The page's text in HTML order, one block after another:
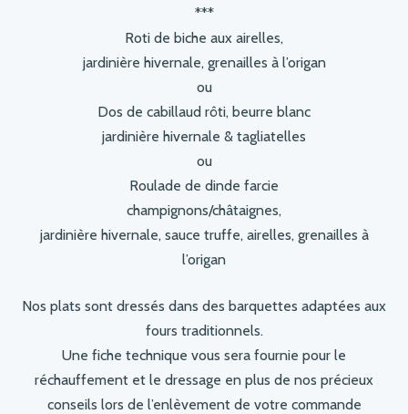
***
Roti de biche aux airelles,
jardinière hivernale, grenailles à l’origan
ou
Dos de cabillaud rôti, beurre blanc
jardinière hivernale & tagliatelles
ou
Roulade de dinde farcie
champignons/châtaignes,
jardinière hivernale, sauce truffe, airelles, grenailles à
l’origan
Nos plats sont dressés dans des barquettes adaptées aux
fours traditionnels.
Une fiche technique vous sera fournie pour le
réchauffement et le dressage en plus de nos précieux
conseils lors de l’enlèvement de votre commande